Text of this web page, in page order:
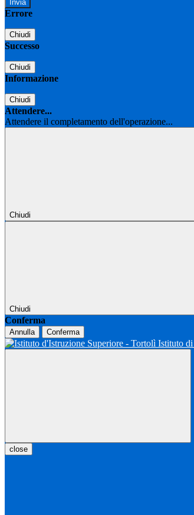
Errore
Chiudi
Successo
Chiudi
Informazione
Chiudi
Attendere...
Attendere il completamento dell'operazione...
Chiudi
Chiudi
Conferma
Annulla Conferma
Istituto
close